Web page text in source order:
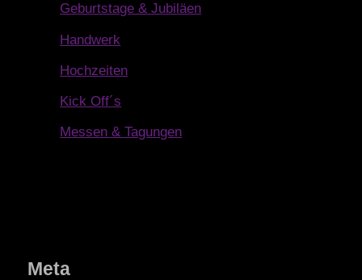
Geburtstage & Jubiläen
Handwerk
Hochzeiten
Kick Off´s
Messen & Tagungen
Meta